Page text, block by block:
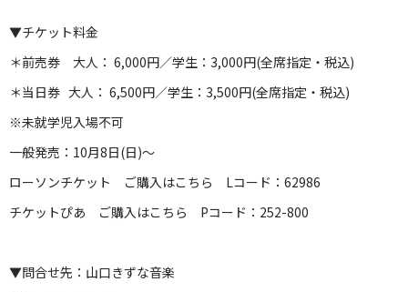
▼チケット料金
＊前売券 大人： 6,000円／学生：3,000円(全席指定・税込)
＊当日券 大人： 6,500円／学生：3,500円(全席指定・税込)
※未就学児入場不可
一般発売：10月8日(日)～
ローソンチケット ご購入はこちら Lコード：62986
チケットぴあ ご購入はこちら Pコード：252-800
▼問合せ先：山口きずな音楽